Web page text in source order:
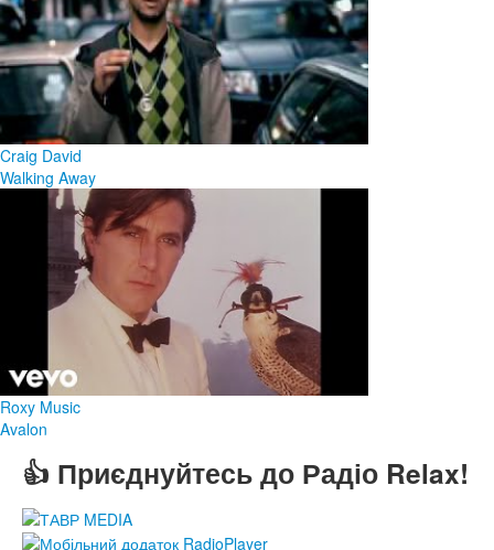
Craig David
Walking Away
Roxy Music
Avalon
👍 Приєднуйтесь до Радіо Relax!